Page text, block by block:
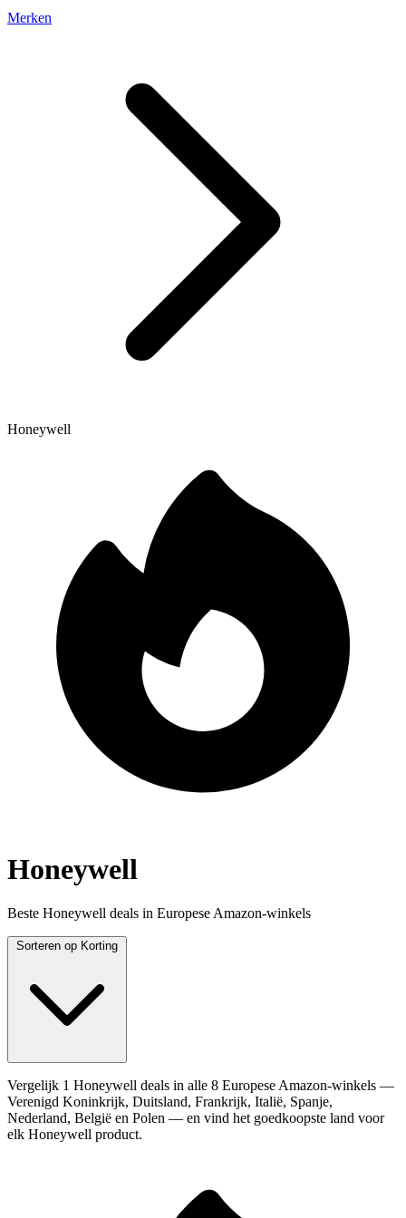
Merken
Honeywell
Honeywell
Beste Honeywell deals in Europese Amazon-winkels
Sorteren op Korting
Vergelijk 1 Honeywell deals in alle 8 Europese Amazon-winkels —
Verenigd Koninkrijk, Duitsland, Frankrijk, Italië, Spanje,
Nederland, België en Polen — en vind het goedkoopste land voor
elk Honeywell product.